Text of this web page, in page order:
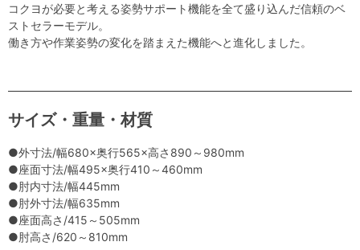
コクヨが必要と考える姿勢サポート機能を全て盛り込んだ信頼のベ
ストセラーモデル。
働き方や作業姿勢の変化を踏まえた機能へと進化しました。
サイズ・重量・材質
●外寸法/幅680×奥行565×高さ890～980mm
●座面寸法/幅495×奥行410～460mm
●肘内寸法/幅445mm
●肘外寸法/幅635mm
●座面高さ/415～505mm
●肘高さ/620～810mm